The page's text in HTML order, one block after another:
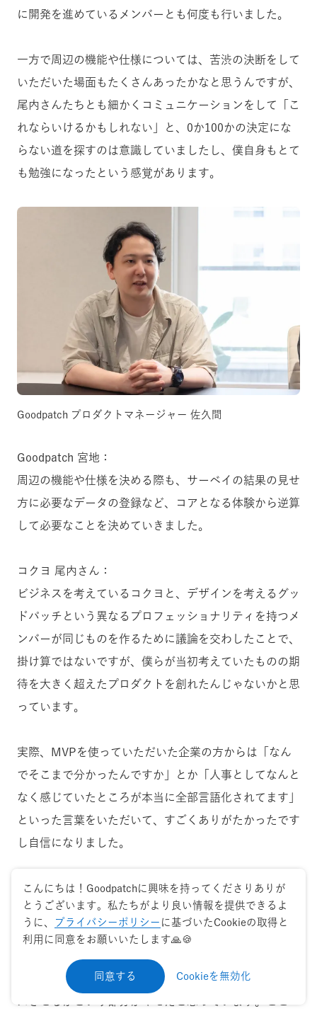
に開発を進めているメンバーとも何度も行いました。
一方で周辺の機能や仕様については、苦渋の決断をして
いただいた場面もたくさんあったかなと思うんですが、
尾内さんたちとも細かくコミュニケーションをして「こ
れならいけるかもしれない」と、0か100かの決定にな
らない道を探すのは意識していましたし、僕自身もとて
も勉強になったという感覚があります。
Goodpatch プロダクトマネージャー 佐久間
Goodpatch 宮地：
周辺の機能や仕様を決める際も、サーベイの結果の見せ
方に必要なデータの登録など、コアとなる体験から逆算
して必要なことを決めていきました。
コクヨ 尾内さん：
ビジネスを考えているコクヨと、デザインを考えるグッ
ドパッチという異なるプロフェッショナリティを持つメ
ンバーが同じものを作るために議論を交わしたことで、
掛け算ではないですが、僕らが当初考えていたものの期
待を大きく超えたプロダクトを創れたんじゃないかと思
っています。
実際、MVPを使っていただいた企業の方からは「なん
でそこまで分かったんですか」とか「人事としてなんと
なく感じていたところが本当に全部言語化されてます」
といった言葉をいただいて、すごくありがたかったです
し自信になりました。
Goodpatch 佐久間：
プロダクト開発におけるユーザー体験の設計って、「ユ
ーザーにはこう動いてもらいたい、こういう価値を感じ
通はこう動く」という人間工学的な要素とをどうバラン
こんにちは！Goodpatchに興味を持ってくださりありが
とうございます。私たちがより良い情報を提供できるよ
うに、
プライバシーポリシー に基づいたCookieの取得と
利用に同意をお願いいたします🙏🍪
同意する Cookieを無効化